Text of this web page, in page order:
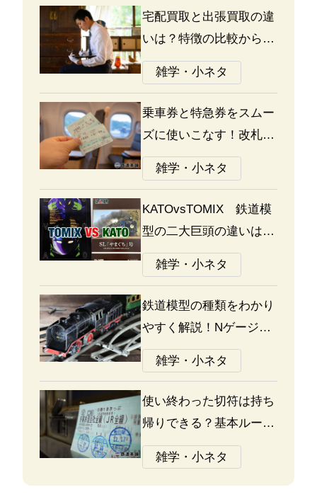
宅配買取と出張買取の違
いは？特徴の比較から探
る選び方のポイント
雑学・小ネタ
乗車券と特急券をスムー
ズに使いこなす！改札の
通り方ガイド
雑学・小ネタ
KATOvsTOMIX 鉄道模
型の二大巨頭の違いは何
か？あなたはどっち派？
雑学・小ネタ
鉄道模型の種類をわかり
やすく解説！Nゲージ、
Oゲージ、Zゲージなど
の違いについて
雑学・小ネタ
使い終わった切符は持ち
帰りできる？基本ルール
と注意点
雑学・小ネタ